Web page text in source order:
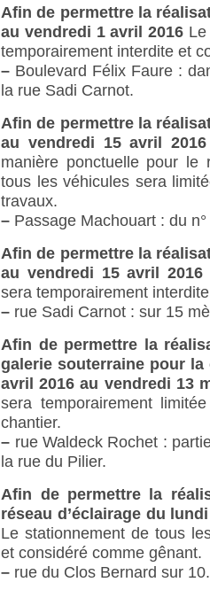
Afin de permettre la
au vendredi 1 avril 2016
temporairement interdite et
– Boulevard Félix Faure :
la rue Sadi Carnot.
Afin de permettre la
au vendredi 15 avril
manière ponctuelle pour le
tous les véhicules sera
travaux.
– Passage Machouart : du
Afin de permettre la
au vendredi 15 avril 2016
sera temporairement
– rue Sadi Carnot : sur 15
Afin de permettre la
galerie souterraine pour
avril 2016 au vendredi 13
sera temporairement
chantier.
– rue Waldeck Rochet :
la rue du Pilier.
Afin de permettre la
réseau d’éclairage du
Le stationnement de tous
et considéré comme gênant.
– rue du Clos Bernard sur